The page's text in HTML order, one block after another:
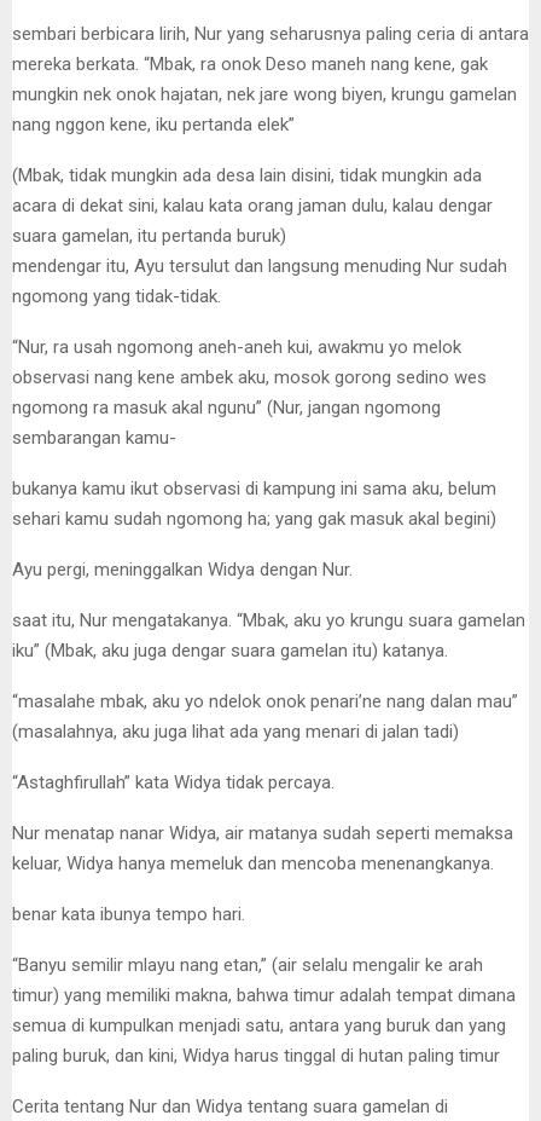
sembari berbicara lirih, Nur yang seharusnya paling ceria di antara
mereka berkata. “Mbak, ra onok Deso maneh nang kene, gak
mungkin nek onok hajatan, nek jare wong biyen, krungu gamelan
nang nggon kene, iku pertanda elek”
(Mbak, tidak mungkin ada desa lain disini, tidak mungkin ada
acara di dekat sini, kalau kata orang jaman dulu, kalau dengar
suara gamelan, itu pertanda buruk)
mendengar itu, Ayu tersulut dan langsung menuding Nur sudah
ngomong yang tidak-tidak.
“Nur, ra usah ngomong aneh-aneh kui, awakmu yo melok
observasi nang kene ambek aku, mosok gorong sedino wes
ngomong ra masuk akal ngunu” (Nur, jangan ngomong
sembarangan kamu-
bukanya kamu ikut observasi di kampung ini sama aku, belum
sehari kamu sudah ngomong ha; yang gak masuk akal begini)
Ayu pergi, meninggalkan Widya dengan Nur.
saat itu, Nur mengatakanya. “Mbak, aku yo krungu suara gamelan
iku” (Mbak, aku juga dengar suara gamelan itu) katanya.
“masalahe mbak, aku yo ndelok onok penari’ne nang dalan mau”
(masalahnya, aku juga lihat ada yang menari di jalan tadi)
“Astaghfirullah” kata Widya tidak percaya.
Nur menatap nanar Widya, air matanya sudah seperti memaksa
keluar, Widya hanya memeluk dan mencoba menenangkanya.
benar kata ibunya tempo hari.
“Banyu semilir mlayu nang etan,” (air selalu mengalir ke arah
timur) yang memiliki makna, bahwa timur adalah tempat dimana
semua di kumpulkan menjadi satu, antara yang buruk dan yang
paling buruk, dan kini, Widya harus tinggal di hutan paling timur
Cerita tentang Nur dan Widya tentang suara gamelan di